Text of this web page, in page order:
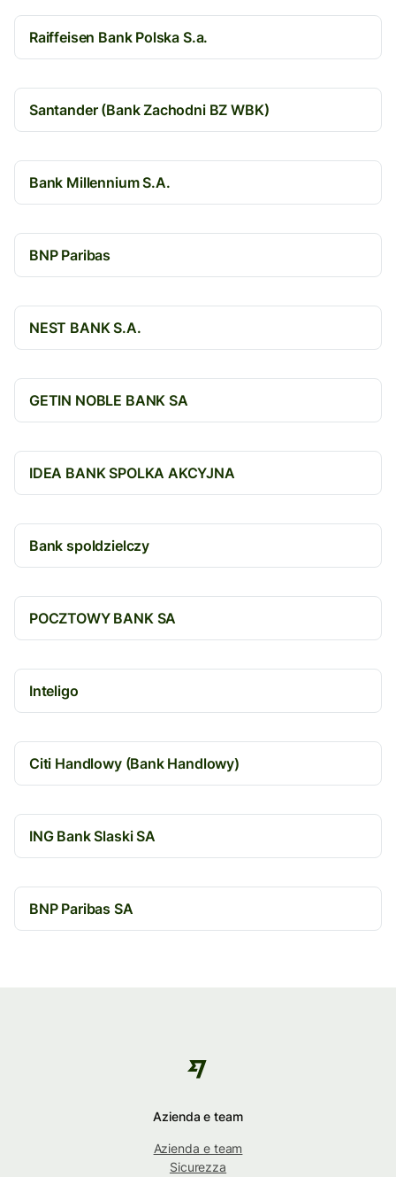
Raiffeisen Bank Polska S.a.
Santander (Bank Zachodni BZ WBK)
Bank Millennium S.A.
BNP Paribas
NEST BANK S.A.
GETIN NOBLE BANK SA
IDEA BANK SPOLKA AKCYJNA
Bank spoldzielczy
POCZTOWY BANK SA
Inteligo
Citi Handlowy (Bank Handlowy)
ING Bank Slaski SA
BNP Paribas SA
Azienda e team
Azienda e team
Sicurezza